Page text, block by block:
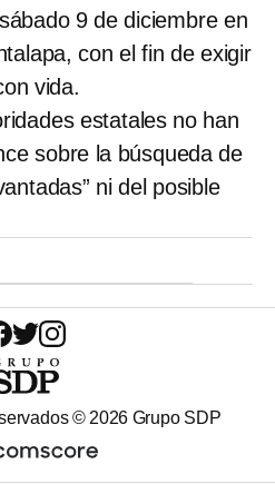
9 de diciembre en
con el fin de exigir
vida.
estatales no han
sobre la búsqueda de
ni del posible
© 2026 Grupo SDP